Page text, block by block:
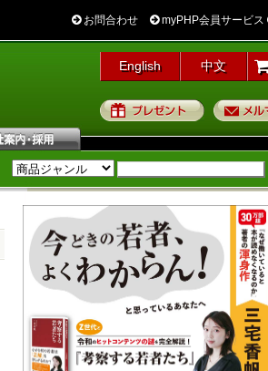
お問合わせ myPHP会員サービス
English 中文
プレゼント